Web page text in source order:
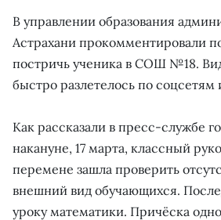
В управлении образования
Астрахани прокомментировали
постричь ученика в СОШ №18.
быстро разлетелось по соцсетям
Как рассказали в пресс-службе
накануне, 17 марта, классный
перемене зашла проверить
внешний вид обучающихся.
уроку математики. Причёска